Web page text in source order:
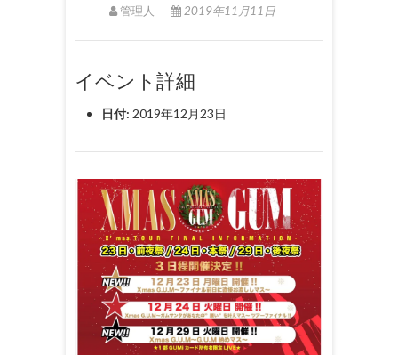
管理人 2019年11月11日
イベント詳細
日付: 2019年12月23日